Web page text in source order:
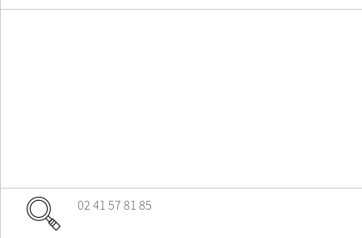
02 41 57 81 85